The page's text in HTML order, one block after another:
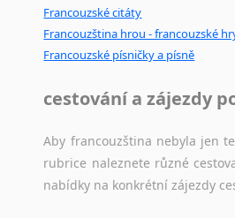
Francouzské citáty
Francouzština hrou - francouzské
Francouzské písničky a písně
cestování a zájezdy
Aby francouzština nebyla jen
rubrice naleznete různé
nabídky na konkrétní zájezdy